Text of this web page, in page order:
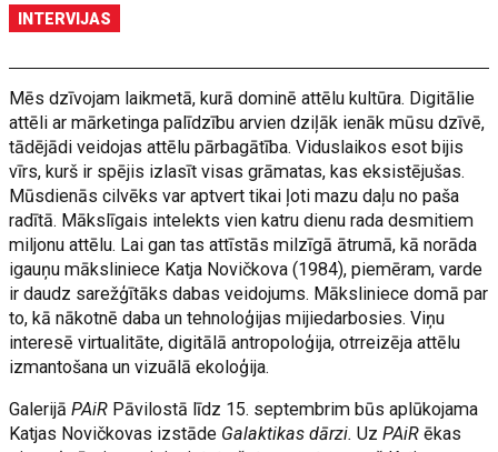
INTERVIJAS
Mēs dzīvojam laikmetā, kurā dominē attēlu kultūra. Digitālie
attēli ar mārketinga palīdzību arvien dziļāk ienāk mūsu dzīvē,
tādējādi veidojas attēlu pārbagātība. Viduslaikos esot bijis
vīrs, kurš ir spējis izlasīt visas grāmatas, kas eksistējušas.
Mūsdienās cilvēks var aptvert tikai ļoti mazu daļu no paša
radītā. Mākslīgais intelekts vien katru dienu rada desmitiem
miljonu attēlu. Lai gan tas attīstās milzīgā ātrumā, kā norāda
igauņu māksliniece Katja Novičkova (1984), piemēram, varde
ir daudz sarežģītāks dabas veidojums. Māksliniece domā par
to, kā nākotnē daba un tehnoloģijas mijiedarbosies. Viņu
interesē virtualitāte, digitālā antropoloģija, otrreizēja attēlu
izmantošana un vizuālā ekoloģija.
GalerijāPAiR Pāvilostā līdz 15. septembrim būs aplūkojama
Katjas Novičkovas izstāde Galaktikas dārzi.UzPAiR ēkas